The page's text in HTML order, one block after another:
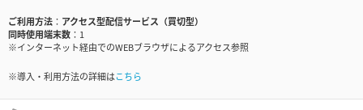
ご利用方法
アクセス型配信サービス（買切型）
同時使用端末数
1
※インターネット経由でのWEBブラウザによるアクセス参照
※導入・利用方法の詳細はこちら